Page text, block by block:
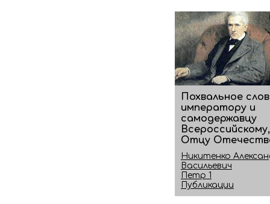
Похвальное
императору и
самодержавцу
Всероссийскому,
Отцу
Никитенко
Васильевич
Петр 1
Публикации